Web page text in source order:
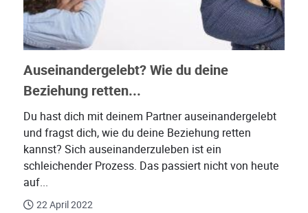
Auseinandergelebt? Wie du deine
Beziehung retten...
Du hast dich mit deinem Partner auseinandergelebt
und fragst dich, wie du deine Beziehung retten
kannst? Sich auseinanderzuleben ist ein
schleichender Prozess. Das passiert nicht von heute
auf...
22 April 2022